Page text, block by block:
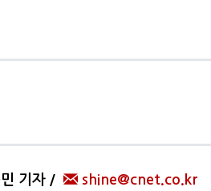
기자 shine@cnet.co.kr